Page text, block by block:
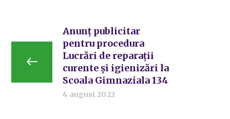
Anunț publicitar
pentru procedura
Lucrări de reparații
curente și igienizări la
Scoala Gimnaziala 134
4 august 2022